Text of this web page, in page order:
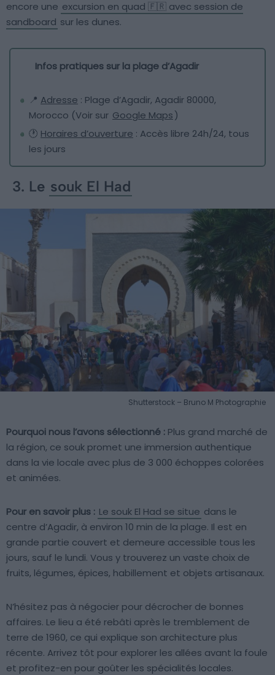
encore une excursion en quad 🇫🇷 avec session de
sandboard sur les dunes.
Infos pratiques sur la plage d’Agadir
📍 Adresse : Plage d’Agadir, Agadir 80000,
Morocco (Voir sur Google Maps)
🕐 Horaires d’ouverture : Accès libre 24h/24, tous
les jours
3. Le souk El Had
Shutterstock – Bruno M Photographie
Pourquoi nous l’avons sélectionné : Plus grand marché de
la région, ce souk promet une immersion authentique
dans la vie locale avec plus de 3 000 échoppes colorées
et animées.
Pour en savoir plus : Le souk El Had se situe dans le
centre d’Agadir, à environ 10 min de la plage. Il est en
grande partie couvert et demeure accessible tous les
jours, sauf le lundi. Vous y trouverez un vaste choix de
fruits, légumes, épices, habillement et objets artisanaux.
N’hésitez pas à négocier pour décrocher de bonnes
affaires. Le lieu a été rebâti après le tremblement de
terre de 1960, ce qui explique son architecture plus
récente. Arrivez tôt pour explorer les allées avant la foule
et profitez-en pour goûter les spécialités locales.